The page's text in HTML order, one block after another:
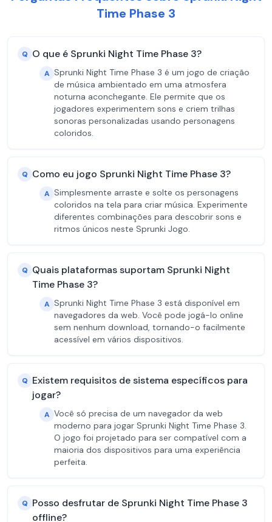
Time Phase 3
Q O que é Sprunki Night Time Phase 3?
A Sprunki Night Time Phase 3 é um jogo de criação
de música ambientado em uma atmosfera
noturna aconchegante. Ele permite que os
jogadores experimentem sons e criem trilhas
sonoras personalizadas usando personagens
coloridos.
Q Como eu jogo Sprunki Night Time Phase 3?
A Simplesmente arraste e solte os personagens
coloridos na tela para criar música. Experimente
diferentes combinações para descobrir sons e
ritmos únicos neste Sprunki Jogo.
Q Quais plataformas suportam Sprunki Night
Time Phase 3?
A Sprunki Night Time Phase 3 está disponível em
navegadores da web. Você pode jogá-lo online
sem nenhum download, tornando-o facilmente
acessível em vários dispositivos.
Q Existem requisitos de sistema específicos para
jogar?
A Você só precisa de um navegador da web
moderno para jogar Sprunki Night Time Phase 3.
O jogo foi projetado para ser compatível com a
maioria dos dispositivos para uma experiência
perfeita.
Q Posso desfrutar de Sprunki Night Time Phase 3
offline?